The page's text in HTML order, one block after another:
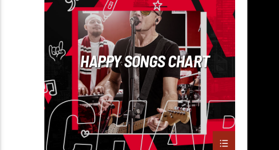
POP MUSIC
HAPPY SONGS CHART